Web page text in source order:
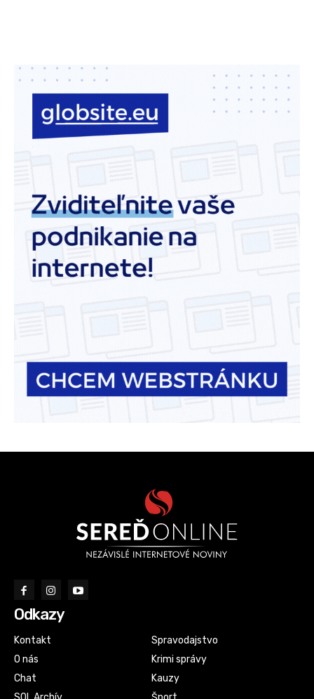
Odkazy
Kontakt
O nás
Chat
Spravodajstvo
Krimi správy
Kauzy